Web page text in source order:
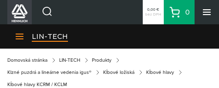
Divízie HENNLICH
Kariéra
0,00 €
bez DPH
Košík
0
LIN-TECH
Domovská stránka LIN-TECH Produkty
Klzné puzdrá a lineárne vedenia igus® Kĺbové ložiská Kĺbové hlavy
Kĺbové hlavy KCRM / KCLM